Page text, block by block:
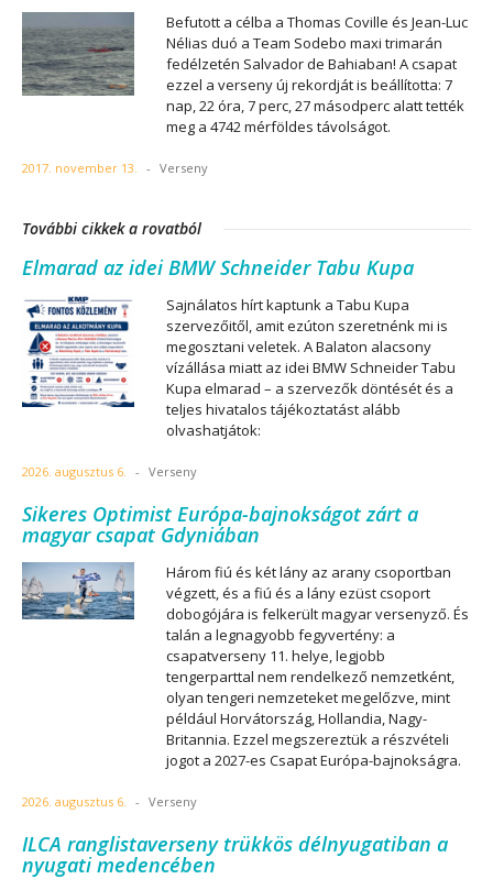
Befutott a célba a Thomas Coville és Jean-Luc
Nélias duó a Team Sodebo maxi trimarán
fedélzetén Salvador de Bahiaban! A csapat
ezzel a verseny új rekordját is beállította: 7
nap, 22 óra, 7 perc, 27 másodperc alatt tették
meg a 4742 mérföldes távolságot.
2017. november 13. - Verseny
További cikkek a rovatból
Elmarad az idei BMW Schneider Tabu Kupa
Sajnálatos hírt kaptunk a Tabu Kupa
szervezőitől, amit ezúton szeretnénk mi is
megosztani veletek. A Balaton alacsony
vízállása miatt az idei BMW Schneider Tabu
Kupa elmarad – a szervezők döntését és a
teljes hivatalos tájékoztatást alább
olvashatjátok:
2026. augusztus 6. - Verseny
Sikeres Optimist Európa-bajnokságot zárt a
magyar csapat Gdyniában
Három fiú és két lány az arany csoportban
végzett, és a fiú és a lány ezüst csoport
dobogójára is felkerült magyar versenyző. És
talán a legnagyobb fegyvertény: a
csapatverseny 11. helye, legjobb
tengerparttal nem rendelkező nemzetként,
olyan tengeri nemzeteket megelőzve, mint
például Horvátország, Hollandia, Nagy-
Britannia. Ezzel megszereztük a részvételi
jogot a 2027-es Csapat Európa-bajnokságra.
2026. augusztus 6. - Verseny
ILCA ranglistaverseny trükkös délnyugatiban a
nyugati medencében